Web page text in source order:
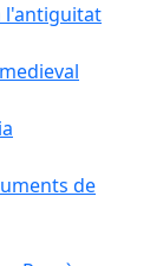
l'antiguitat
de